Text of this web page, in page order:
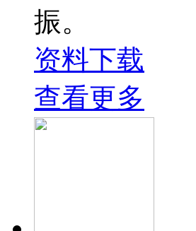
振。
资料下载
查看更多